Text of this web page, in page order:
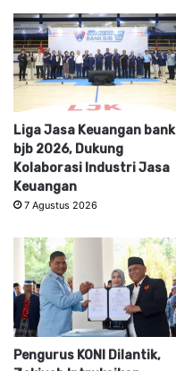
Liga Jasa Keuangan bank
bjb 2026, Dukung
Kolaborasi Industri Jasa
Keuangan
7 Agustus 2026
Pengurus KONI Dilantik,